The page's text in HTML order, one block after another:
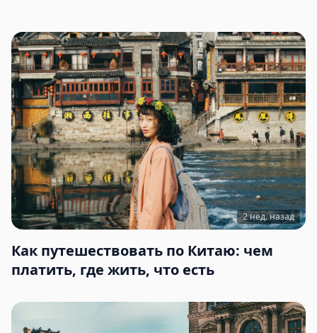
2 нед. назад
Как путешествовать по Китаю: чем
платить, где жить, что есть